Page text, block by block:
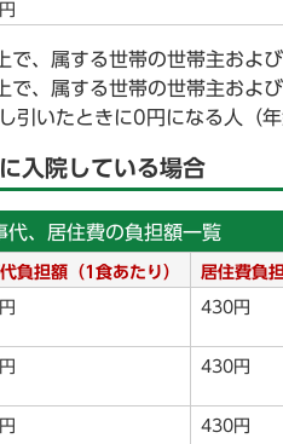
、属する世帯の世帯主およ
、属する世帯の世帯主およ
引いたときに0円になる人（
入院している場合
代、居住費の負担額一覧
負担額（1食あたり） 居住費負
430円
430円
430円